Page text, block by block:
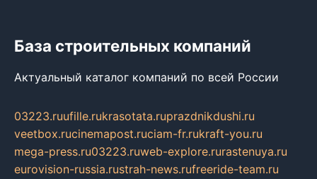
База строительных компаний
Актуальный каталог компаний по всей России
03223.ruufille.rukrasotata.ruprazdnikdushi.ru
veetbox.rucinemapost.ruciam-fr.rukraft-you.ru
mega-press.ru03223.ruweb-explore.rurastenuya.ru
eurovision-russia.rustrah-news.rufreeride-team.ru